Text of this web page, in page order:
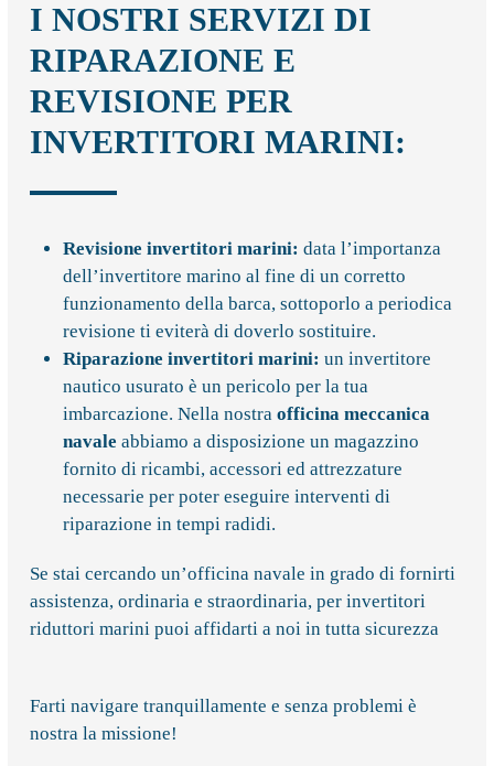
I NOSTRI SERVIZI DI
RIPARAZIONE E
REVISIONE PER
INVERTITORI MARINI:
Revisione invertitori marini: data l’importanza
dell’invertitore marino al fine di un corretto
funzionamento della barca, sottoporlo a periodica
revisione ti eviterà di doverlo sostituire.
Riparazione invertitori marini: un invertitore
nautico usurato è un pericolo per la tua
imbarcazione. Nella nostraofficina meccanica
navaleabbiamo a disposizione un magazzino
fornito di ricambi, accessori ed attrezzature
necessarie per poter eseguire interventi di
riparazione in tempi radidi.
Se stai cercando un’officina navale in grado di fornirti
assistenza, ordinaria e straordinaria, per invertitori
riduttori marini puoi affidarti a noi in tutta sicurezza
Farti navigare tranquillamente e senza problemi è
nostra la missione!